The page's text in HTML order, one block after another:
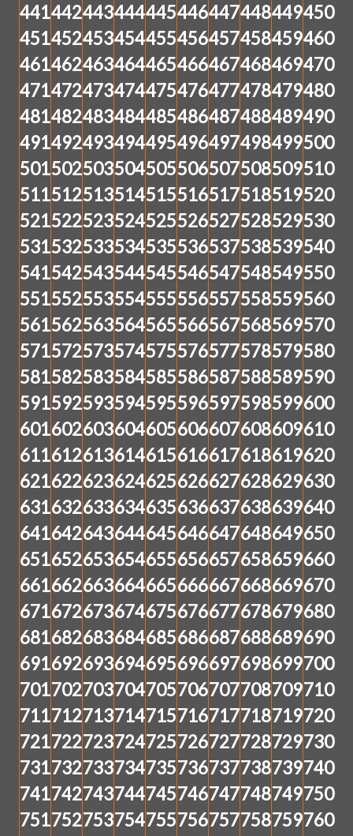
441442443444445446447448449450
451452453454455456457458459460
461462463464465466467468469470
471472473474475476477478479480
481482483484485486487488489490
491492493494495496497498499500
501502503504505506507508509510
511512513514515516517518519520
521522523524525526527528529530
531532533534535536537538539540
541542543544545546547548549550
551552553554555556557558559560
561562563564565566567568569570
571572573574575576577578579580
581582583584585586587588589590
591592593594595596597598599600
601602603604605606607608609610
611612613614615616617618619620
621622623624625626627628629630
631632633634635636637638639640
641642643644645646647648649650
651652653654655656657658659660
661662663664665666667668669670
671672673674675676677678679680
681682683684685686687688689690
691692693694695696697698699700
701702703704705706707708709710
711712713714715716717718719720
721722723724725726727728729730
731732733734735736737738739740
741742743744745746747748749750
751752753754755756757758759760